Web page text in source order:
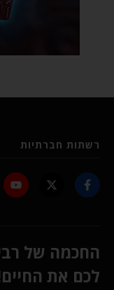
רשתות חברתיות
החכמה של
לכם את